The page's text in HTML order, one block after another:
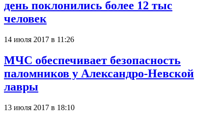
день поклонились более 12 тыс
человек
14 июля 2017 в 11:26
МЧС обеспечивает безопасность
паломников у Александро-Невской
лавры
13 июля 2017 в 18:10